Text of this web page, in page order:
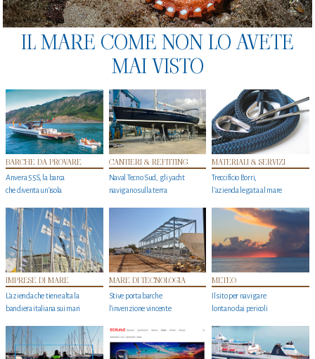
IL MARE COME NON LO AVETE
MAI VISTO
BARCHE DA PROVARE
Anvera 55S, la barca
che diventa un'isola
CANTIERI & REFITTING
Naval Tecno Sud, gli yacht
navigano sulla terra
MATERIALI & SERVIZI
Treccificio Borri,
l'azienda legata al mare
IMPRESE DI MARE
L'azienda che tiene alta la
bandiera italiana sui mari
MARE DI TECNOLOGIA
Stive porta barche
l'invenzione vincente
METEO
Il sito per navigare
lontano dai pericoli